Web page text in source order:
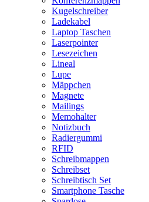
Kugelschreiber
Ladekabel
Laptop Taschen
Laserpointer
Lesezeichen
Lineal
Lupe
Mäppchen
Magnete
Mailings
Memohalter
Notizbuch
Radiergummi
RFID
Schreibmappen
Schreibset
Schreibtisch Set
Smartphone Tasche